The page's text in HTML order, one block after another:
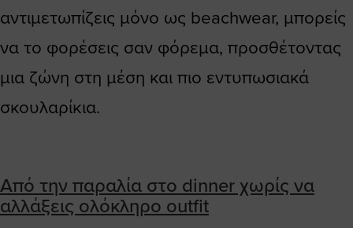
αντιμετωπίζεις μόνο ως beachwear, μπορείς
να το φορέσεις σαν φόρεμα, προσθέτοντας
μια ζώνη στη μέση και πιο εντυπωσιακά
σκουλαρίκια.
Από την παραλία στο dinner χωρίς να
αλλάξεις ολόκληρο outfit